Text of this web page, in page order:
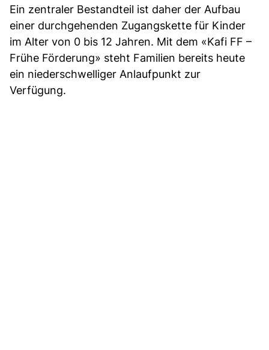
Ein zentraler Bestandteil ist daher der Aufbau
einer durchgehenden Zugangskette für Kinder
im Alter von 0 bis 12 Jahren. Mit dem «Kafi FF –
Frühe Förderung» steht Familien bereits heute
ein niederschwelliger Anlaufpunkt zur
Verfügung.